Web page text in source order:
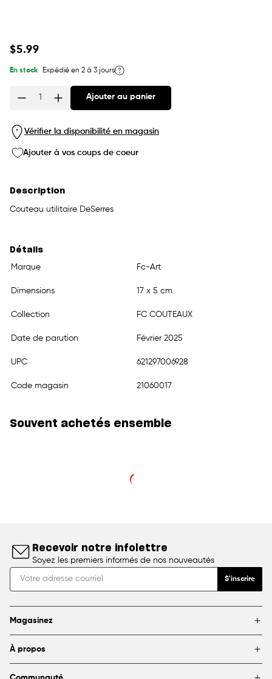
Prix
$5.99
En stock Expédié en 2 à 3 jours
Ajouter au panier
Vérifier la disponibilité en magasin
Ajouter à vos coups de coeur
Description
Couteau utilitaire DeSerres
Détails
Marque
Fc-Art
Dimensions 17 x 5 cm
Collection FC COUTEAUX
Date de parution Février 2025
UPC 621297006928
Code magasin 21060017
Souvent achetés ensemble
Recevoir notre infolettre
Soyez les premiers informés de nos nouveautés
S'inscrire
Magasinez
Marques
Blogue
À propos
Magasins